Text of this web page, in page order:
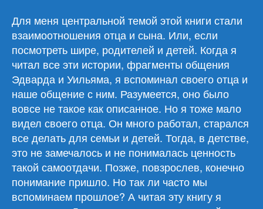
Для меня центральной темой этой книги стали
взаимоотношения отца и сына. Или, если
посмотреть шире, родителей и детей. Когда я
читал все эти истории, фрагменты общения
Эдварда и Уильяма, я вспоминал своего отца и
наше общение с ним. Разумеется, оно было
вовсе не такое как описанное. Но я тоже мало
видел своего отца. Он много работал, старался
все делать для семьи и детей. Тогда, в детстве,
это не замечалось и не понималась ценность
такой самоотдачи. Позже, повзрослев, конечно
понимание пришло. Но так ли часто мы
вспоминаем прошлое? А читая эту книгу я